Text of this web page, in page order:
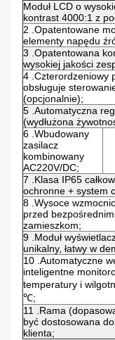
Moduł LCD o
kontrast 4000:1 z
2 .Opatentowane
elementy napędu
3 .Opatentowana
wysokiej jakości
4 .Czterordzeniowy
obsługuje
(opcjonalnie);
5 .Automatyczna
(wydłużona
6 .Wbudowany
zasilacz
kombinowany
AC220V/DC;
7 .Klasa IP65
ochronne + system
8 .Wysoce
przed
zamieszkom;
9 .Moduł
unikalny, łatwy w
10 .Automatyczne
inteligentne
temperatury i
℃;
11 .Rama
być dostosowana
klienta;